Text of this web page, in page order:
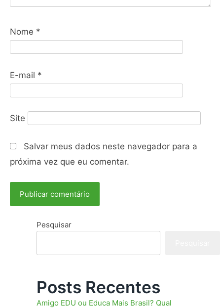
Nome *
E-mail *
Site
Salvar meus dados neste navegador para a
próxima vez que eu comentar.
Pesquisar
Posts Recentes
Amigo EDU ou Educa Mais Brasil? Qual